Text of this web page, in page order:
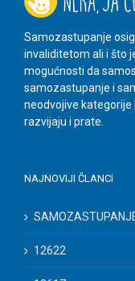
Samozastupanje
invaliditetom ali i što
mogućnosti da
samozastupanje i
neodvojive kategorije
razvijaju i prate.
NAJNOVIJI ČLANCI
12622